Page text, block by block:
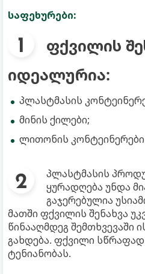
საფეხურები:
ფქვილის
იდეალურია:
პლასტმასის
მინის ქილები;
ლითონის
პლასტმასის
ყურადღება უნდა
გაჯერებულია
მათში ფქვილის შენახვა
წინააღმდეგ შემთხვევაში
გახდება. ფქვილი
ტენიანობას.